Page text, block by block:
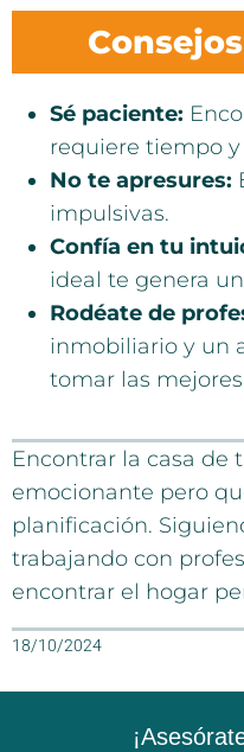
Sé paciente:
requiere tiempo
No te apresures:
impulsivas.
Confía en tu
ideal te genera
Rodéate de
inmobiliario y un
tomar las
Encontrar la casa de
emocionante pero
planificación.
trabajando con
encontrar el hogar
18/10/2024